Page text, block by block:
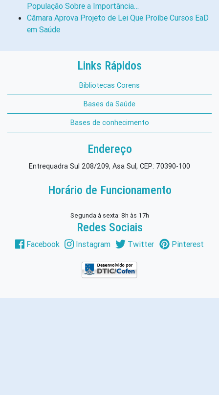
População Sobre a Importância…
Câmara Aprova Projeto de Lei Que Proíbe Cursos EaD
em Saúde
Links Rápidos
Bibliotecas Corens
Bases da Saúde
Bases de conhecimento
Endereço
Entrequadra Sul 208/209, Asa Sul, CEP: 70390-100
Horário de Funcionamento
Segunda à sexta: 8h às 17h
Redes Sociais
Facebook Instagram Twitter Pinterest